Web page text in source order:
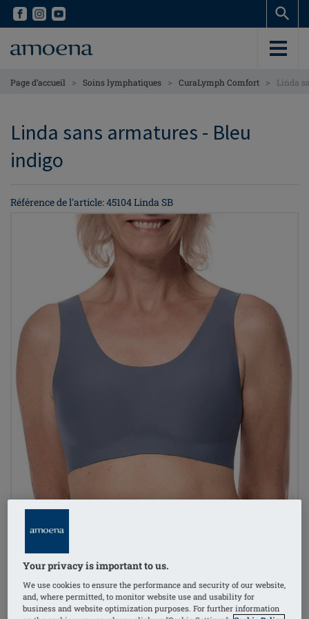
Skip
content
Skip
content
Page d’accueil > Soins lymphatiques > CuraLymph Comfort > Linda
Linda sans armatures - Bleu
indigo
Référence de l'article: 45104 Linda SB
Your privacy is important to us.
We use cookies to ensure the performance and security of our website,
and, where permitted, to monitor website use and usability for
business and website optimization purposes. For further information